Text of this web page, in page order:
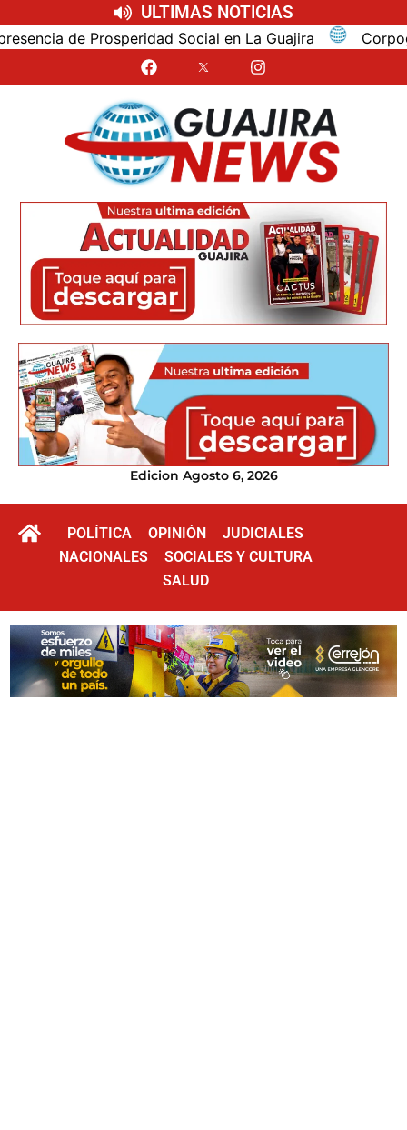
ULTIMAS NOTICIAS
de Prosperidad Social en La Guajira
Edicion Agosto 6, 2026
POLÍTICA OPINIÓN
JUDICIALES
NACIONALES
SOCIALES Y CULTURA
SALUD